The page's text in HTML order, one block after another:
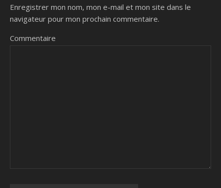
Enregistrer mon nom, mon e-mail et mon site dans le
navigateur pour mon prochain commentaire.
Commentaire